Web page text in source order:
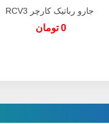
جارو رباتیک کارچر RCV3
0 تومان